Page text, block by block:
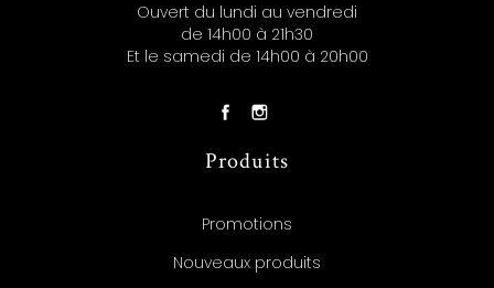
Ouvert du lundi au vendredi
de 14h00 à 21h30
Et le samedi de 14h00 à 20h00
Produits
Promotions
Nouveaux produits